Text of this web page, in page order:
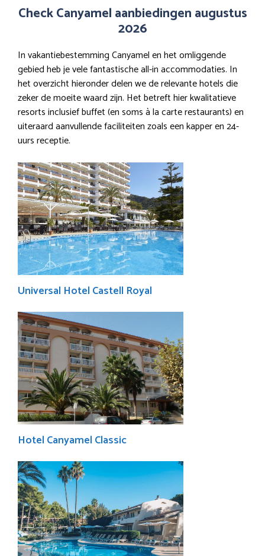
Check Canyamel aanbiedingen augustus
2026
In vakantiebestemming Canyamel en het omliggende
gebied heb je vele fantastische all-in accommodaties. In
het overzicht hieronder delen we de relevante hotels die
zeker de moeite waard zijn. Het betreft hier kwalitatieve
resorts inclusief buffet (en soms à la carte restaurants) en
uiteraard aanvullende faciliteiten zoals een kapper en 24-
uurs receptie.
Universal Hotel Castell Royal
Hotel Canyamel Classic